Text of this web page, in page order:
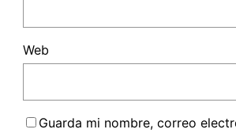
Web
Guarda mi nombre, correo